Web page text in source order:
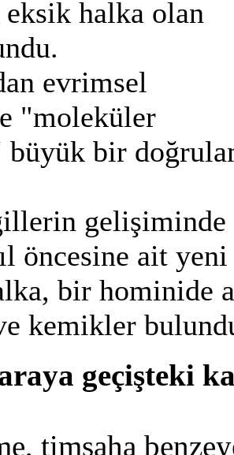
eksik halka olan
evrimsel
"moleküler
büyük bir
gelişiminde
öncesine ait yeni
bir hominide
kemikler
geçişteki
timsaha